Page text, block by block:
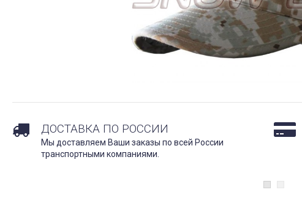
ДОСТАВКА ПО РОССИИ
Мы доставляем Ваши заказы по всей России
транспортными компаниями.